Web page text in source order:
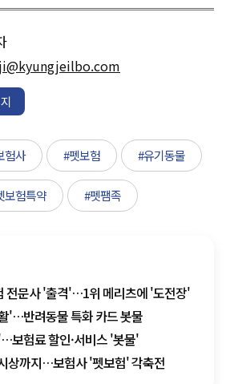
험사 #펫보험 #유기동물
보험특약 #펫팸족
전문사 '출격'…1위 메리츠에 '도전장'
'…반려동물 특화 카드 봇물
보험료 할인·서비스 '봇물'
상까지…보험사 '펫보험' 각축전